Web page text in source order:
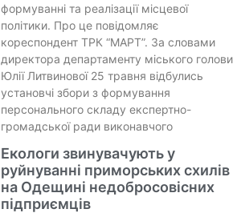
формуванні та реалізації місцевої
політики. Про це повідомляє
кореспондент ТРК “МАРТ”. За словами
директора департаменту міського голови
Юлії Литвинової 25 травня відбулись
установчі збори з формування
персонального складу експертно-
громадської ради виконавчого
Екологи звинувачують у
руйнуванні приморських схилів
на Одещині недобросовісних
підприємців